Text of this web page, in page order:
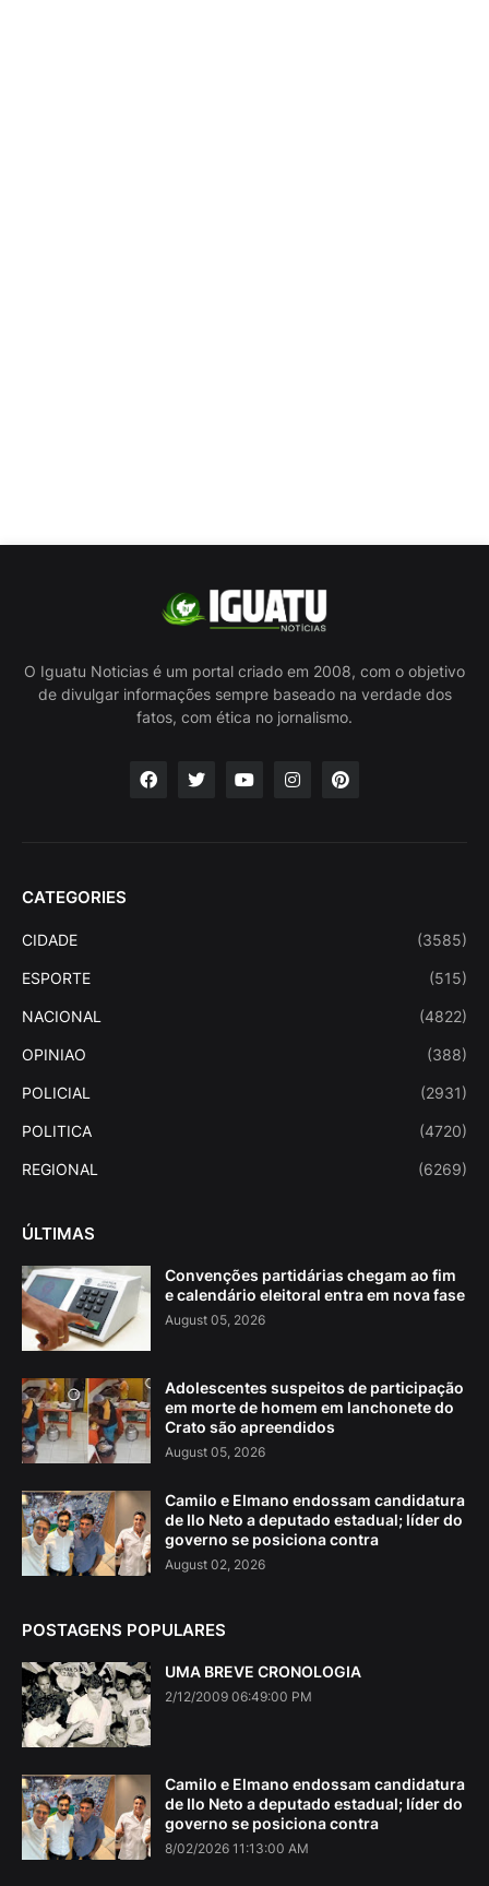
O Iguatu Noticias é um portal criado em 2008, com o objetivo
de divulgar informações sempre baseado na verdade dos
fatos, com ética no jornalismo.
CATEGORIES
CIDADE (3585)
ESPORTE (515)
NACIONAL (4822)
OPINIAO (388)
POLICIAL (2931)
POLITICA (4720)
REGIONAL (6269)
ÚLTIMAS
Convenções partidárias chegam ao fim
e calendário eleitoral entra em nova fase
August 05, 2026
Adolescentes suspeitos de participação
em morte de homem em lanchonete do
Crato são apreendidos
August 05, 2026
Camilo e Elmano endossam candidatura
de Ilo Neto a deputado estadual; líder do
governo se posiciona contra
August 02, 2026
POSTAGENS POPULARES
UMA BREVE CRONOLOGIA
2/12/2009 06:49:00 PM
Camilo e Elmano endossam candidatura
de Ilo Neto a deputado estadual; líder do
governo se posiciona contra
8/02/2026 11:13:00 AM